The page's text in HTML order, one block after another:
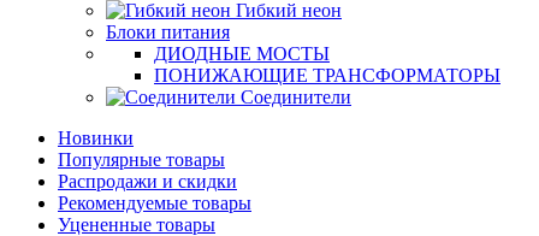
Гибкий неон
Блоки питания
ДИОДНЫЕ МОСТЫ
ПОНИЖАЮЩИЕ ТРАНСФОРМАТОРЫ
Соединители
Новинки
Популярные товары
Распродажи и скидки
Рекомендуемые товары
Уцененные товары